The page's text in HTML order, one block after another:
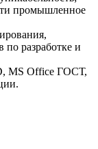
промышленное
по разработке и
MS Office ГОСТ,